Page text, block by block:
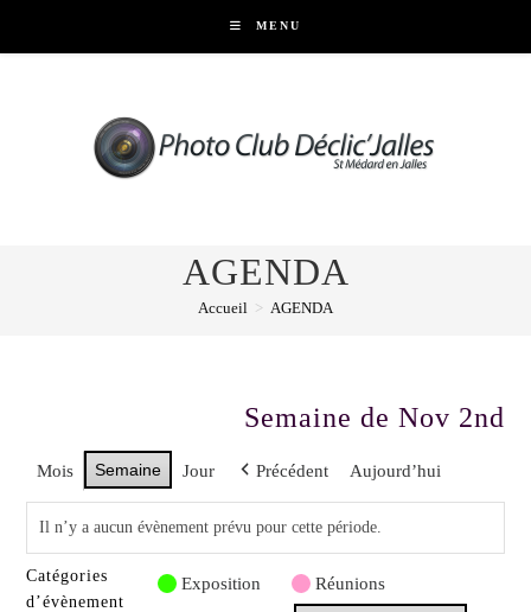
MENU
AGENDA
Accueil > AGENDA
Semaine de Nov 2nd
Mois Semaine Jour Précédent Aujourd’hui
Il n’y a aucun évènement prévu pour cette période.
Catégories
d’évènement
Exposition Réunions